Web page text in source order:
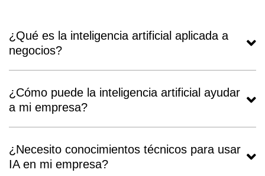
¿Qué es la inteligencia artificial aplicada a
negocios?
usar algoritmos y modelos de IA para automatizar
procesos, analizar datos y mejorar la toma de
¿Cómo puede la inteligencia artificial ayudar
a mi empresa?
automatizar tareas repetitivas, mejorar la atención al
cliente con chatbots, generar reportes inteligentes y
¿Necesito conocimientos técnicos para usar
IA en mi empresa?